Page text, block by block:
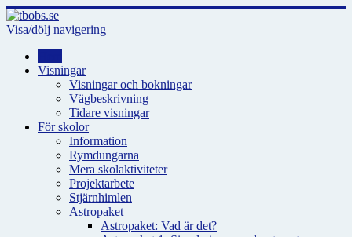
Visa/dölj navigering
Visningar
Visningar och bokningar
Vägbeskrivning
Tidare visningar
För skolor
Information
Rymdungarna
Mera skolaktiviteter
Projektarbete
Stjärnhimlen
Astropaket
Astropaket: Vad är det?